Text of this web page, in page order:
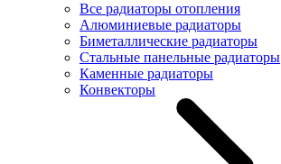
Все радиаторы отопления
Алюминиевые радиаторы
Биметаллические радиаторы
Стальные панельные радиаторы
Каменные радиаторы
Конвекторы